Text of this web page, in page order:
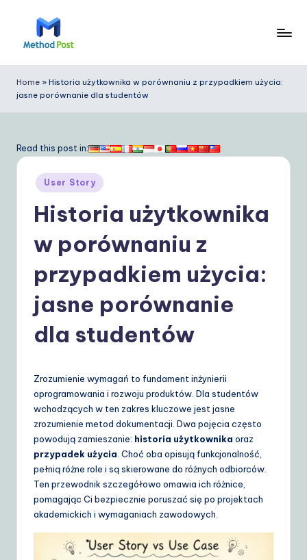
e
t
o
Y
o
D
ai
Home » Historia użytkownika w porównaniu z przypadkiem użycia:
jasne porównanie dla studentów
Read this post in:
Posted
in
User Story
Historia użytkownika
w porównaniu z
przypadkiem użycia:
jasne porównanie
dla studentów
Zrozumienie wymagań to fundament inżynierii
oprogramowania i rozwoju produktów. Dla studentów
wchodzących w ten zakres kluczowe jest jasne
zrozumienie metod dokumentacji. Dwa pojęcia często
powodują zamieszanie: historia użytkownika oraz
przypadek użycia . Choć oba opisują funkcjonalność,
pełnią różne role i są skierowane do różnych odbiorców.
Ten przewodnik szczegółowo omawia ich różnice,
pomagając Ci bezpiecznie poruszać się po projektach
akademickich i wymaganiach zawodowych.